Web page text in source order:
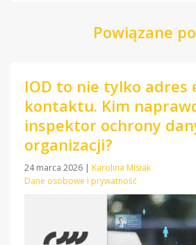
Powiązane
IOD to nie tylko adres
kontaktu. Kim
inspektor ochrony
organizacji?
24 marca 2026 | Karolina Misiak
Dane osobowe i prywatność